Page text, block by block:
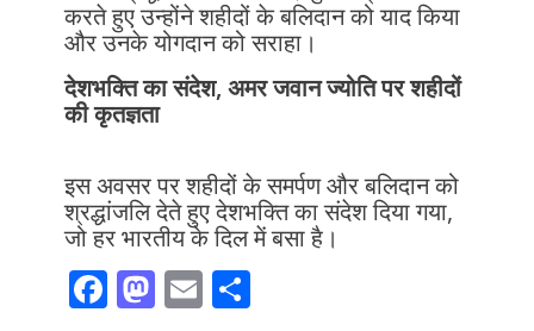
करते हुए उन्होंने शहीदों के बलिदान को याद किया
और उनके योगदान को सराहा।
देशभक्ति का संदेश, अमर जवान ज्योति पर शहीदों
की कृतज्ञता
इस अवसर पर शहीदों के समर्पण और बलिदान को
श्रद्धांजलि देते हुए देशभक्ति का संदेश दिया गया,
जो हर भारतीय के दिल में बसा है।
F M E S